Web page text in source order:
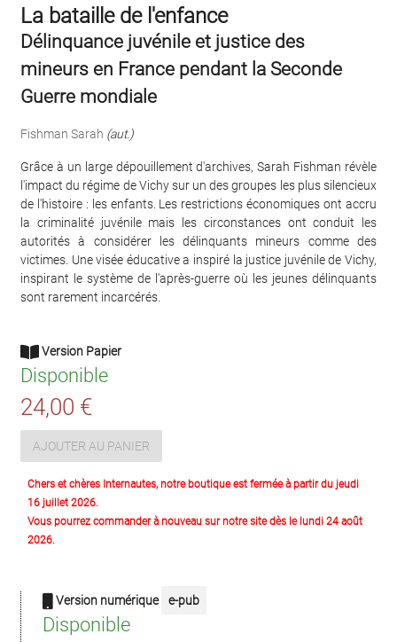
La bataille de l'enfance
Délinquance juvénile et justice des
mineurs en France pendant la Seconde
Guerre mondiale
Fishman Sarah (aut.)
Grâce à un large dépouillement d'archives, Sarah Fishman révèle
l'impact du régime de Vichy sur un des groupes les plus silencieux
de l'histoire : les enfants. Les restrictions économiques ont accru
la criminalité juvénile mais les circonstances ont conduit les
autorités à considérer les délinquants mineurs comme des
victimes. Une visée éducative a inspiré la justice juvénile de Vichy,
inspirant le système de l'après-guerre où les jeunes délinquants
sont rarement incarcérés.
Version Papier
Disponible
24,00 €
AJOUTER AU PANIER
Chers et chères Internautes, notre boutique est fermée à partir du jeudi
16 juillet 2026.
Vous pourrez commander à nouveau sur notre site dès le lundi 24 août
2026.
Version numérique e-pub
Disponible